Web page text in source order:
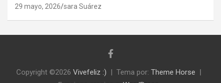
29 mayo, 2026 sara Suárez
Copyright ©2026 Vivefeliz :) Tema por: Theme Horse